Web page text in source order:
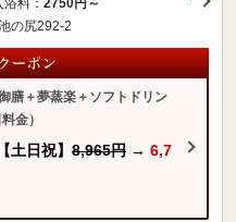
の尻292-2
膳＋夢蒸楽＋ソフトドリン
金）
土日祝】 8,965円 → 6,7